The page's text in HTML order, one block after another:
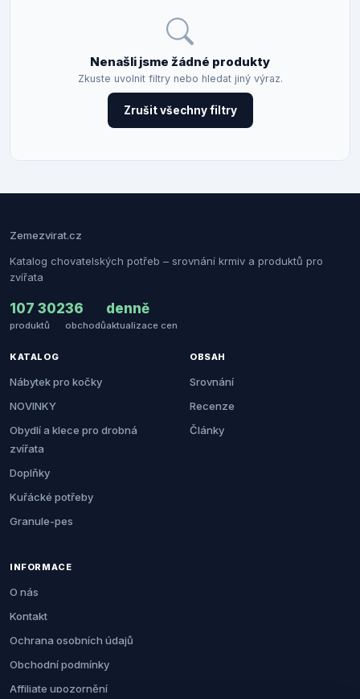
Nenašli jsme žádné produkty
Zkuste uvolnit filtry nebo hledat jiný výraz.
Zrušit všechny filtry
Zemezvirat.cz
Katalog chovatelských potřeb – srovnání krmiv a produktů pro
zvířata
107 302
produktů
36
obchodů
denně
aktualizace cen
KATALOG
Nábytek pro kočky
NOVINKY
Obydlí a klece pro drobná
zvířata
Doplňky
Kuřácké potřeby
Granule-pes
OBSAH
Srovnání
Recenze
Články
INFORMACE
O nás
Kontakt
Ochrana osobních údajů
Obchodní podmínky
Affiliate upozornění